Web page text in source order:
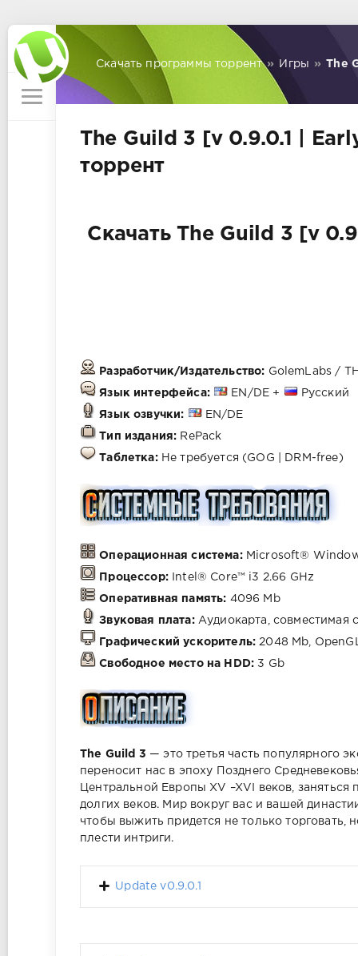
Скачать программы торрент » Игры » The
The Guild 3 [v 0.9.0.1 |
торрент
Скачать The Guild 3 [v
Разработчик/Издательство: GolemLabs /
Язык интерфейса: EN/DE + Русский
Язык озвучки: EN/DE
Тип издания: RePack
Таблетка: Не требуется (GOG | DRM-free)
Операционная система:Microsoft®
Процессор:Intel® Core™ i3 2.66 GHz
Оперативная память: 4096 Mb
Звуковая плата:Аудиокарта, совместимая
Графический ускоритель: 2048 Mb,
Свободное место на HDD: 3 Gb
The Guild 3 — это третья часть популярного
переносит нас в эпоху Позднего
Центральной Европы XV –XVI веков,
долгих веков. Мир вокруг вас и вашей
чтобы выжить придется не только торговать,
плести интриги.
Update v0.9.0.1